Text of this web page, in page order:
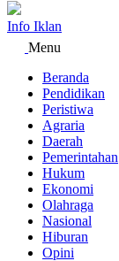
Info Iklan
Menu
Beranda
Pendidikan
Peristiwa
Agraria
Daerah
Pemerintahan
Hukum
Ekonomi
Olahraga
Nasional
Hiburan
Opini